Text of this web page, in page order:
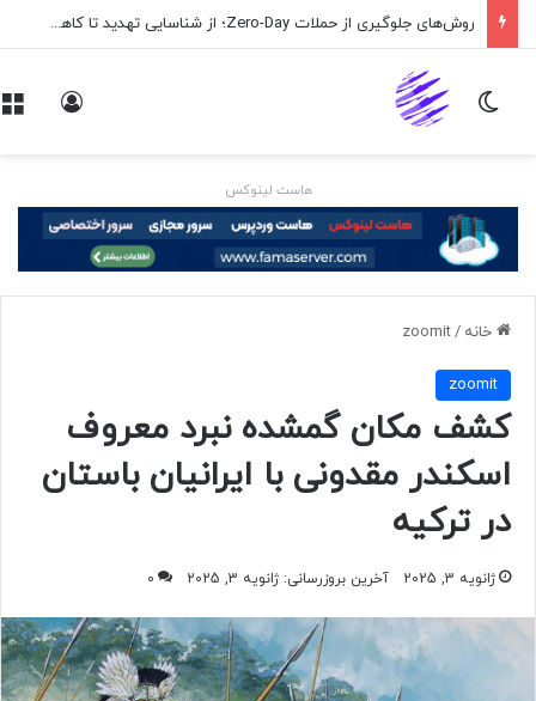
روش‌های جلوگیری از حملات Zero-Day؛ از شناسایی تهدید تا کاهش ریسک
تغییر پوسته
هاست لینوکس
خانه /
zoomit
zoomit
کشف مکان گمشده نبرد معروف
اسکندر مقدونی با ایرانیان باستان
در ترکیه
ژانویه 3, 2025 آخرین بروزرسانی: ژانویه 3, 2025 0